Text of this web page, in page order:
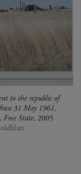
to the republic of
31 May 1961,
Free State, 2005